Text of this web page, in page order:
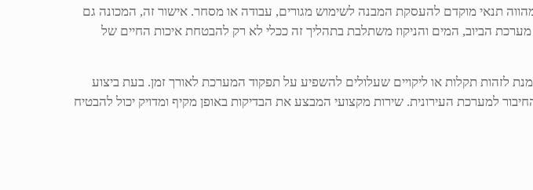
אישור האכלוס, אשר מהווה תנאי מוקדם להעסקת המבנה לשימוש מגורים, עבודה או מסחר. אישור זה, המכונה גם
מערכת הביוב, המים והניקוז משתלבת בתהליך זה ככלי לא רק להבטחת איכות החיים של
לזהות תקלות או ליקויים שעלולים להשפיע על תפקוד המערכת לאורך זמן. בעת ביצוע
למערכת העירונית. שירות מקצועי המבצע את הבדיקות באופן מקיף ומדויק יכול להבטיח